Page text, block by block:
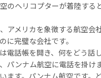
のヘリコプターが着陸する
アメリカを象徴する航空会社
に完璧な会社です。
電話帳を開き、何をどう話
パンナム航空に電話を掛け
ます。パンナム航空です。